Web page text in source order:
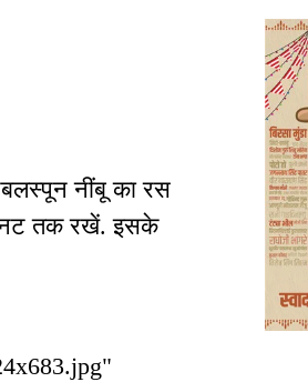
नींबू का रस
तक रखें. इसके